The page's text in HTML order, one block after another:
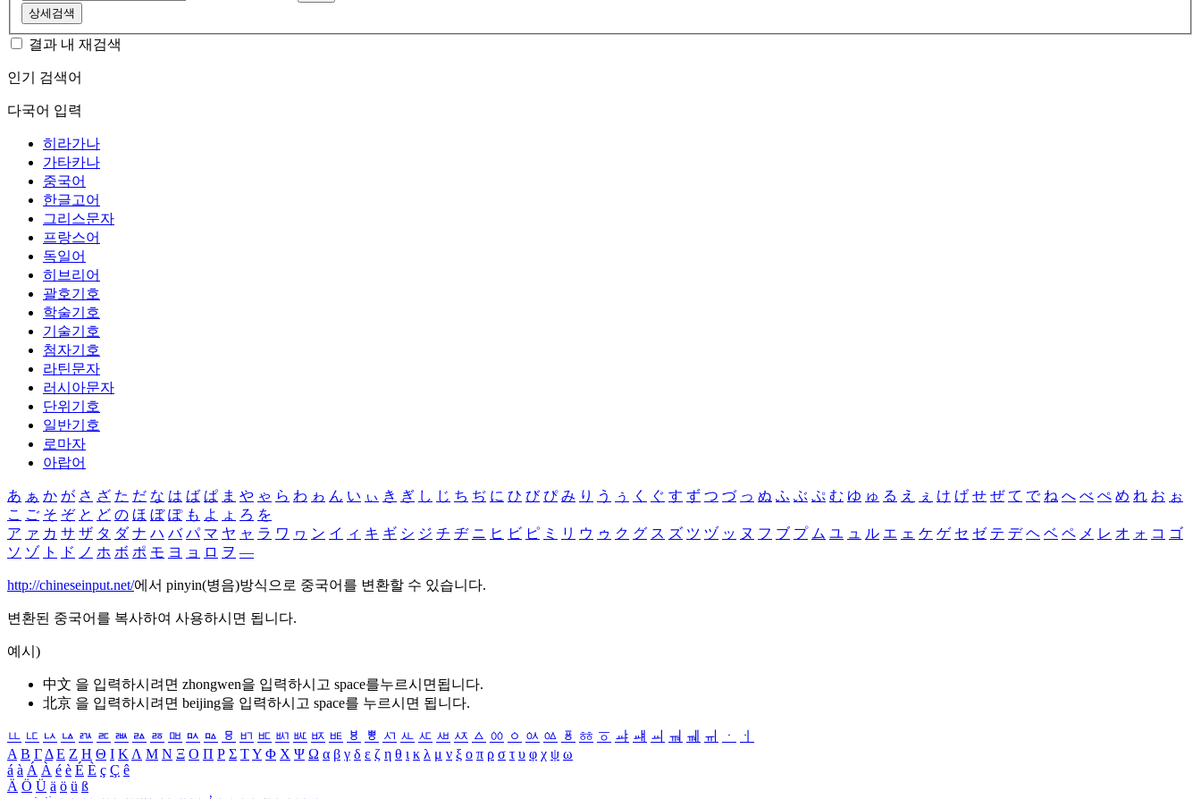
상세검색
결과 내 재검색
인기 검색어
다국어 입력
히라가나
가타카나
중국어
한글고어
그리스문자
프랑스어
독일어
히브리어
괄호기호
학술기호
기술기호
첨자기호
라틴문자
러시아문자
단위기호
일반기호
로마자
아랍어
あ ぁ か が さ ざ た だ な は ば ぱ ま や ゃ ら わ ゎ ん い ぃ き ぎ し じ ち ぢ に ひ び ぴ み り う ぅ く ぐ す ず つ づ っ ぬ ふ ぶ ぷ む ゆ ゅ る え ぇ け げ せ ぜ て で ね へ べ ぺ め れ お ぉ
こ ご そ ぞ と ど の ほ ぼ ぽ も よ ょ ろ を
ア ァ カ サ ザ タ ダ ナ ハ バ パ マ ヤ ャ ラ ワ ヮ ン イ ィ キ ギ シ ジ チ ヂ ニ ヒ ビ ピ ミ リ ウ ゥ ク グ ス ズ ツ ヅ ッ ヌ フ ブ プ ム ユ ュ ル エ ェ ケ ゲ セ ゼ テ デ ヘ ベ ペ メ レ オ ォ コ ゴ
ソ ゾ ト ド ノ ホ ボ ポ モ ヨ ョ ロ ヲ ―
http://chineseinput.net/에서 pinyin(병음)방식으로 중국어를 변환할 수 있습니다.
변환된 중국어를 복사하여 사용하시면 됩니다.
예시)
中文 을 입력하시려면 zhongwen을 입력하시고 space를누르시면됩니다.
北京 을 입력하시려면 beijing을 입력하시고 space를 누르시면 됩니다.
ㅥ ㅦ ㅧ ㅨ ㅩ ㅪ ㅫ ㅬ ㅭ ㅮ ㅯ ㅰ ㅱ ㅲ ㅳ ㅴ ㅵ ㅶ ㅷ ㅸ ㅹ ㅺ ㅻ ㅼ ㅽ ㅾ ㅿ ㆀ ㆁ ㆂ ㆃ ㆄ ㆅ ㆆ ㆇ ㆈ ㆉ ㆊ ㆋ ㆌ ㆍ
ㆎ
Α Β ΓΔ Ε Ζ Η Θ Ι ΚΛ Μ Ν Ξ Ο Π Ρ Σ ΤΥ Φ Χ Ψ Ω α β γ δ ε ζ η θ ι κ λ μ ν ξ ο π ρ σ τ υ φ χ ψ ω
á à Á À é è É È ç Ç ê
Ä Ö Ü ä ö ü ß